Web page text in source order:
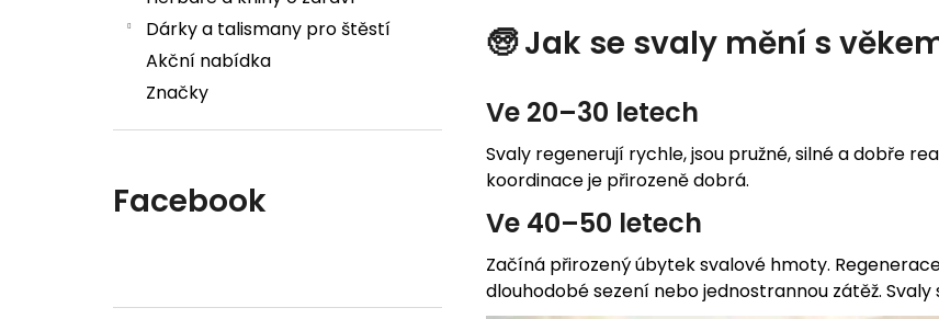
Dárky a talismany pro štěstí
Akční nabídka
Značky
Facebook
🧓 Jak se svaly mění s
Ve 20–30 letech
Svaly regenerují rychle, jsou pružné, silné a dobře
koordinace je přirozeně dobrá.
Ve 40–50 letech
Začíná přirozený úbytek svalové hmoty.
dlouhodobé sezení nebo jednostrannou zátěž.